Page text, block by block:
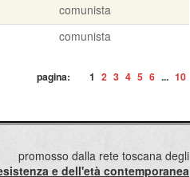
comunista
comunista
pagina: 1 2 3 4 5 6 ... 10
promosso dalla rete toscana degli
e dell'età contemporanea